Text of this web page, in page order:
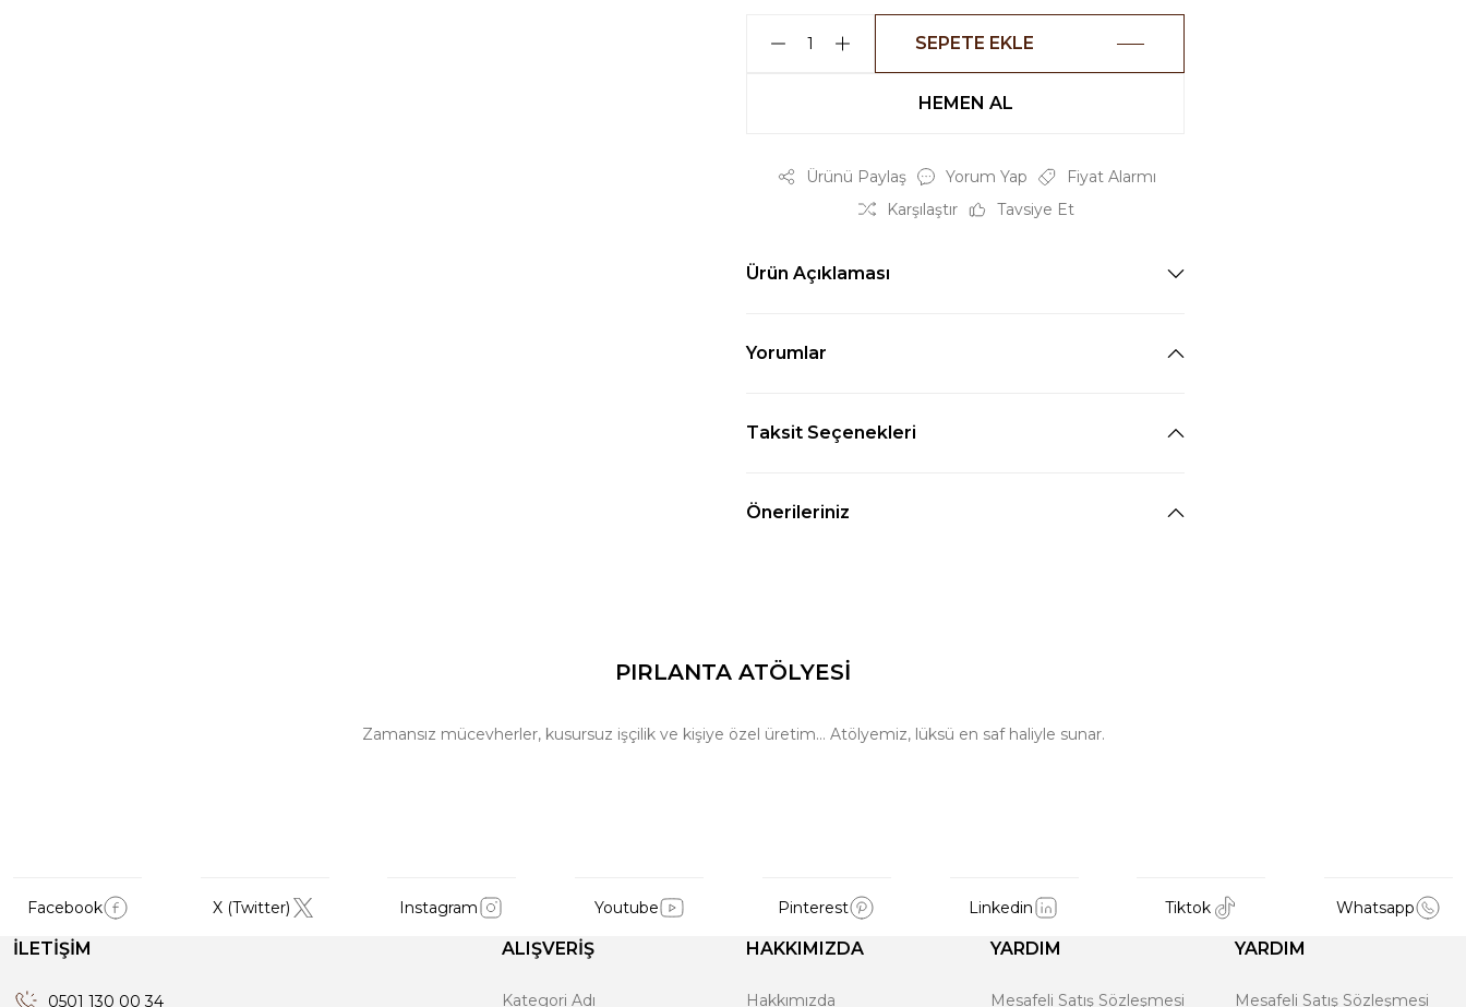
SEPETE EKLE
HEMEN AL
Ürünü Paylaş Yorum Yap
Fiyat Alarmı
Karşılaştır
Tavsiye Et
Ürün Açıklaması
Yorumlar
Taksit Seçenekleri
Önerileriniz
PIRLANTA ATÖLYESİ
Zamansız mücevherler, kusursuz işçilik ve kişiye özel üretim… Atölyemiz, lüksü en saf haliyle sunar.
Facebook X (Twitter) Instagram Youtube Pinterest Linkedin Tiktok Whatsapp
İLETİŞİM
0501 130 00 34
ALIŞVERİŞ
Kategori Adı
HAKKIMIZDA
Hakkımızda
YARDIM
Mesafeli Satış Sözleşmesi
YARDIM
Mesafeli Satış Sözleşmesi